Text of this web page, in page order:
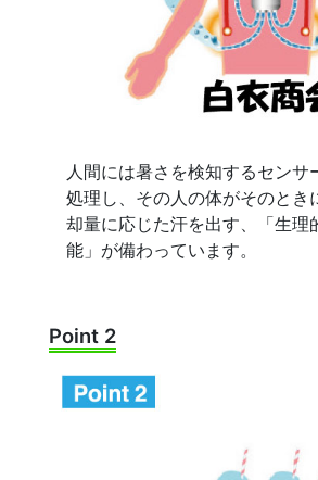
人間には暑さを検知するセンサ
処理し、その人の体がそのとき
却量に応じた汗を出す、「生理
能」が備わっています。
Point 2